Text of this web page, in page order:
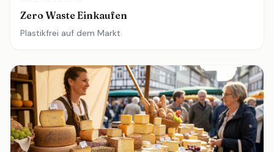
Zero Waste Einkaufen
Plastikfrei auf dem Markt.